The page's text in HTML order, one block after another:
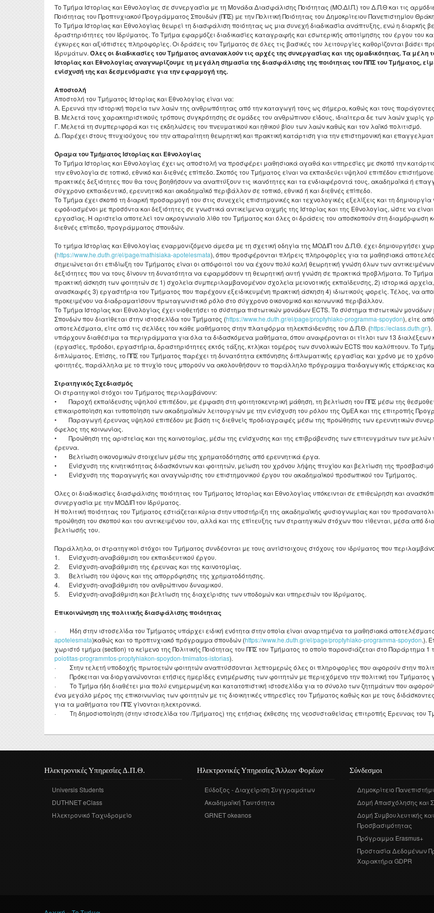
ΦΕΚ ίδρυσης και
επαγγελματικά δικαιώματα
Αξιολογήσεις
Πολιτική διασφάλισης
ποιότητας Π.Π.Σ.
Μαθησιακά αποτελέσματα
Ακαδημαϊκό ημερολόγιο
Διατελέσαντες Πρόεδροι
Διατελέσαντα μέλη ΔΕΠ
Επίτιμοι Καθηγητές
Επίτιμοι Διδάκτορες
Προσωπικό
Ειδικό Τεχνικό και
Εργαστηριακό Προσωπικό
Διδάσκοντες μέσω ΕΣΠΑ και
του Π.Δ. 407/80
Διοικητικό Προσωπικό
Κατάλογος συγγραμμάτων για το
ακαδημαϊκό έτος 2025-2026
Πρόγραμμα παιδαγωγικής και
διδακτικής επάρκειας
Κανονισμός Προπτυχιακών
Διάρκεια φοίτησης
Κατατακτήριες εξετάσεις
Βιολογική Ανθρωπολογία: Υγεία,
Νόσος και Φυσική Επιλογή
Λαογραφία και πολιτιστική
διαχείριση
Τοπική Ιστορία, Πολιτισμός και
Πολιτισμικές Σπουδές: Νέος
Ελληνισμός και Βαλκάνια
Μεταδιδακτορικές
Κανονισμός Εκπόνησης
Μεταδιδακτορικής Έρευνας
Erasmus
Πρακτική Άσκηση
Ωρολόγιο Πρόγραμμα
Πρόγραμμα Εξεταστικής
ΔΟΑΤΑΠ
Εργαστήριο Λαογραφίας και
Κοινωνικής Ανθρωπολογίας
Εργαστήριο Νεότερης και
Σύγχρονης Ιστορίας
Έρευνας και Εφαρμογών στην
Εκπαίδευση
Δομή
Σύλλογος αποφοίτων
Απολογισμοί πεπραγμένων
του Τμήματος
Έντυπα
Σπουδών
Το Τμήμα Ιστορίας και Εθνολογίας σε συνεργασία με τη Μονάδα Διασφάλισης Ποιότητας (ΜΟ.ΔΙ.Π.) του Δ.Π.Θ και τις
Ποιότητας του Προπτυχιακού Προγράμματος Σπουδών (ΠΠΣ) με την Πολιτική Ποιότητας του Δημοκρίτειου Πανεπιστημίου
Το Τμήμα Ιστορίας και Εθνολογίας θεωρεί τη διασφάλιση ποιότητας ως μια συνεχή διαδικασία ανάπτυξης, ενώ η διαρκής
δραστηριότητες του Ιδρύματος. Το Τμήμα εφαρμόζει διαδικασίες καταγραφής και εσωτερικής αποτίμησης του έργου του
έγκυρες και αξιόπιστες πληροφορίες. Οι δράσεις του Τμήματος σε όλες τις βασικές του λειτουργίες καθορίζονται βάσει
Ιδρυμάτων. Όλες οι διαδικασίες του Τμήματος αντανακλούν τις αρχές της συνεργασίας και της ομαδικότητας. Τα
Ιστορίας και Εθνολογίας αναγνωρίζουμε τη μεγάλη σημασία της διασφάλισης της ποιότητας του ΠΠΣ του Τμήματος,
ενίσχυσή της και δεσμευόμαστε για την εφαρμογή της.
Αποστολή
Αποστολή του Τμήματος Ιστορίας και Εθνολογίας είναι να:
Α. Ερευνά την ιστορική πορεία των λαών της ανθρωπότητας από την καταγωγή τους ως σήμερα, καθώς και τους
Β. Μελετά τους χαρακτηριστικούς τρόπους συγκρότησης σε ομάδες του ανθρώπινου είδους, ιδιαίτερα δε των λαών χωρίς
Γ. Μελετά τη συμπεριφορά και τις εκδηλώσεις του πνευματικού και ηθικού βίου των λαών καθώς και τον λαϊκό πολιτισμό.
Δ. Παρέχει στους πτυχιούχους του την απαραίτητη θεωρητική και πρακτική κατάρτιση για την επιστημονική και
Όραμα του Τμήματος Ιστορίας και Εθνολογίας
Το Τμήμα Ιστορίας και Εθνολογίας έχει ως αποστολή να προσφέρει μαθησιακά αγαθά και υπηρεσίες με σκοπό την
την εθνολογία σε τοπικό, εθνικό και διεθνές επίπεδο. Σκοπός του Τμήματος είναι να εκπαιδεύει υψηλού επιπέδου
πρακτικές δεξιότητες που θα τους βοηθήσουν να αναπτύξουν τις ικανότητες και τα ενδιαφέροντά τους, ακαδημαϊκά ή
σύγχρονο εκπαιδευτικό, ερευνητικό και ακαδημαϊκό περιβάλλον σε τοπικό, εθνικό ή και διεθνές επίπεδο.
Το Τμήμα έχει σκοπό τη διαρκή προσαρμογή του στις συνεχείς επιστημονικές και τεχνολογικές εξελίξεις και τη
εφοδιασμένοι με προσόντα και δεξιότητες σε γνωστικά αντικείμενα αιχμής της Ιστορίας και της Εθνολογίας, ώστε να
εργασίας. Η αριστεία αποτελεί τον ακρογωνιαίο λίθο του Τμήματος και όλες οι δράσεις του αποσκοπούν στη διαμόρφωση
διεθνές επίπεδο, προγράμματος σπουδών.
Το τμήμα Ιστορίας και Εθνολογίας εναρμονιζόμενο άμεσα με τη σχετική οδηγία της ΜΟΔΙΠ του Δ.Π.Θ. έχει δημιουργήσει
(https://www.he.duth.gr/el/page/mathisiaka-apotelesmata), όπου προσφέρονται πλήρεις πληροφορίες για τα μαθησιακά
σημειώνεται ότι επιδίωξη του Τμήματος είναι οι απόφοιτοί του να έχουν πολύ καλή θεωρητική γνώση όλων των
δεξιότητες που να τους δίνουν τη δυνατότητα να εφαρμόσουν τη θεωρητική αυτή γνώση σε πρακτικά προβλήματα. Το Τμήμα
πρακτική άσκηση των φοιτητών σε 1) σχολεία συμπεριλαμβανομένου σχολεία μειονοτικής εκπαίδευσης, 2) ιστορικά
ανασκαφές 3) εργαστήρια του Τμήματος που παρέχουν εξειδικευμένη πρακτική άσκηση 4) ιδιωτικούς φορείς. Τέλος, να
προκειμένου να διαδραματίσουν πρωταγωνιστικό ρόλο στο σύγχρονο οικονομικό και κοινωνικό περιβάλλον.
Το Τμήμα Ιστορίας και Εθνολογίας έχει υιοθετήσει το σύστημα πιστωτικών μονάδων ECTS. Το σύστημα πιστωτικών
Σπουδών που διατίθεται στην ιστοσελίδα του Τμήματος (https://www.he.duth.gr/el/page/proptyhiako-programma-spoydon), είτε
αποτελέσματα, είτε από τις σελίδες του κάθε μαθήματος στην πλατφόρμα τηλεκπάιδευσης του Δ.Π.Θ. (https://eclass.duth.gr/).
υπάρχουν διαθέσιμα τα περιγράμματα για όλα τα διδασκόμενα μαθήματα, όπου αναφέρονται οι τίτλοι των 13 διαλέξεων
(εργασίες, πρόοδοι, εργαστήρια, δραστηριότητες εκτός τάξης, κτλ)και τoμέρος των συνολικών ECTS που καλύπτουν. Το
διπλώματος. Επίσης, το ΠΠΣ του Τμήματος παρέχει τη δυνατότητα εκπόνησης διπλωματικής εργασίας και χρόνο με το
φοιτητές, παράλληλα με το πτυχίο τους μπορούν να ακολουθήσουν το παράλληλο πρόγραμμα παιδαγωγικής επάρκειας και
Στρατηγικός Σχεδιασμός
Οι στρατηγικοί στόχοι του Τμήματος περιλαμβάνουν:
• Παροχή εκπαίδευσης υψηλού επιπέδου, με έμφαση στη φοιτητοκεντρική μάθηση, τη βελτίωση του ΠΠΣ μέσω της
επικαιροποίηση και τυποποίηση των ακαδημαϊκών λειτουργιών με την ενίσχυση του ρόλου της ΟμΕΑ και της επιτροπής
• Παραγωγή έρευνας υψηλού επιπέδου με βάση τις διεθνείς προδιαγραφές μέσω της προώθησης των ερευνητικών
όφελος της κοινωνίας.
• Προώθηση της αριστείας και της καινοτομίας, μέσω της ενίσχυσης και της επιβράβευσης των επιτευγμάτων των μελών
έρευνα.
• Βελτίωση οικονομικών στοιχείων μέσω της χρηματοδότησης από ερευνητικά έργα.
• Ενίσχυση της κινητικότητας διδασκόντων και φοιτητών, μείωση του χρόνου λήψης πτυχίου και βελτίωση της
• Ενίσχυση της παραγωγής και αναγνώρισης του επιστημονικού έργου του ακαδημαϊκού προσωπικού του Τμήματος.
Όλες οι διαδικασίες διασφάλισης ποιότητας του Τμήματος Ιστορίας και Εθνολογίας υπόκεινται σε επιθεώρηση και
συνεργασία με την ΜΟΔΙΠ του Ιδρύματος.
Η πολιτική ποιότητας του Τμήματος εστιάζεται κύρια στην υποστήριξη της ακαδημαϊκής φυσιογνωμίας και του
προώθηση του σκοπού και του αντικειμένου του, αλλά και της επίτευξης των στρατηγικών στόχων που τίθενται, μέσα από
βελτίωσής του.
Παράλληλα, οι στρατηγικοί στόχοι του Τμήματος συνδέονται με τους αντίστοιχους στόχους του ιδρύματος που
1. Ενίσχυση-αναβάθμιση του εκπαιδευτικού έργου.
2. Ενίσχυση-αναβάθμιση της έρευνας και της καινοτομίας.
3. Βελτίωση του ύψους και της απορρόφησης της χρηματοδότησης.
4. Ενίσχυση-αναβάθμιση του ανθρώπινου δυναμικού.
5. Ενίσχυση-αναβάθμιση και βελτίωση της διαχείρισης των υποδομών και υπηρεσιών του Ιδρύματος.
Επικοινώνηση της πολιτικής διασφάλισης ποιότητας
· Ήδη στην ιστοσελίδα του Τμήματος υπάρχει ειδική ενότητα στην οποία είναι αναρτημένα τα μαθησιακά
apotelesmata)καθώς και το προπτυχιακό πρόγραμμα σπουδών (https://www.he.duth.gr/el/page/proptyhiako-programma-spoydon.).
χωριστό τμήμα (section) το κείμενο της Πολιτικής Ποιότητας του ΠΠΣ του Τμήματος το οποίο παρουσιάζεται στο Παράρτημα
poiotitas-programmtos-proptyhiakon-spoydon-tmimatos-istorias).
· Στην τελετή υποδοχής πρωτοετών φοιτητών αναπτύσσονται λεπτομερώς όλες οι πληροφορίες που αφορούν στην
· Πρόκειται να διοργανώνονται ετήσιες ημερίδες ενημέρωσης των φοιτητών με περιεχόμενο την πολιτική του
· Το Τμήμα ήδη διαθέτει μια πολύ ενημερωμένη και κατατοπιστική ιστοσελίδα για το σύνολο των ζητημάτων που
ένα μεγάλο μέρος της επικοινωνίας των φοιτητών με τις διοικητικές υπηρεσίες του Τμήματος καθώς και με τους
για τα μαθήματα του ΠΠΣ γίνονται ηλεκτρονικά.
· Τη δημοσιοποίηση (στην ιστοσελίδα του /Τμήματος) της ετήσιας έκθεσης της νεοσυσταθείσας επιτροπής Έρευνας του
Ηλεκτρονικές Υπηρεσίες Δ.Π.Θ.
Universis Students
DUTHNET eClass
Ηλεκτρονικό Ταχυδρομείο
Ηλεκτρονικές Υπηρεσίες Άλλων Φορέων
Εύδοξος - Διαχείριση Συγγραμάτων
Ακαδημαϊκή Ταυτότητα
GRNET okeanos
Σύνδεσμοι
Δημοκρίτειο
Δομή Απασχόλησης και
Δομή Συμβουλευτικής και
Προσβασιμότητας
Πρόγραμμα Erasmus+
Προστασία Δεδομένων
Χαρακτήρα GDPR